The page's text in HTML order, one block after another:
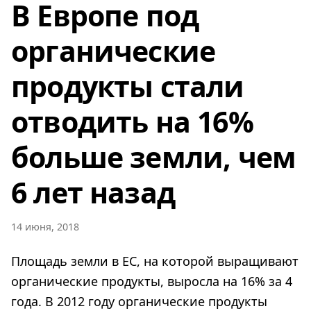
В Европе под
органические
продукты стали
отводить на 16%
больше земли, чем
6 лет назад
14 июня, 2018
Площадь земли в ЕС, на которой выращивают
органические продукты, выросла на 16% за 4
года. В 2012 году органические продукты